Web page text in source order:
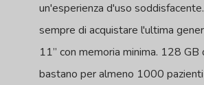
un'esperienza d'uso
sempre di acquistare l'ultima
11” con memoria minima. 128 GB
bastano per almeno 1000